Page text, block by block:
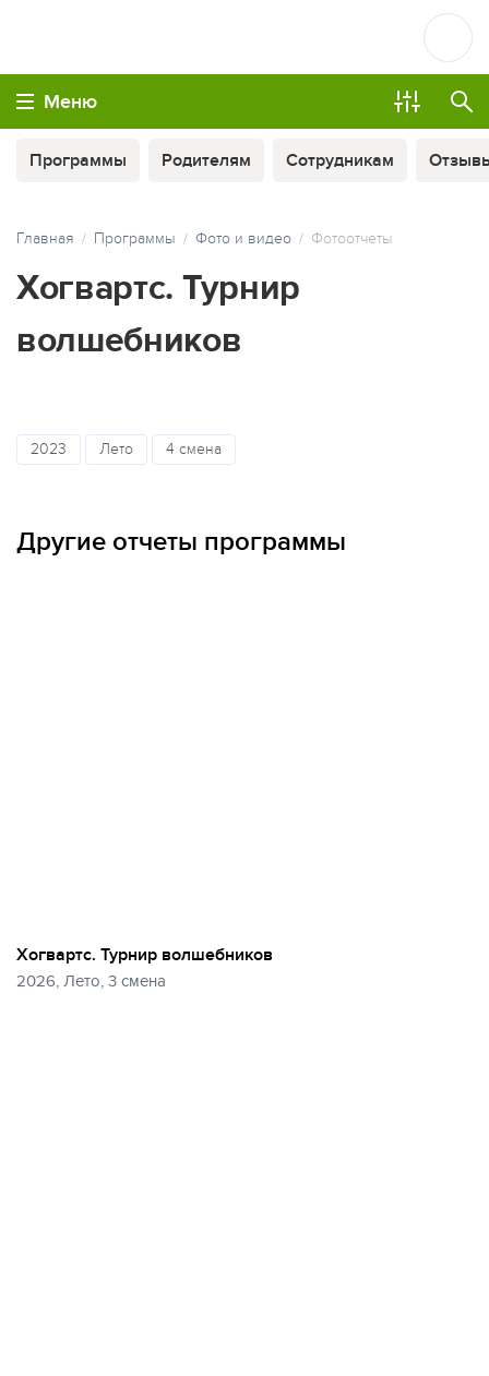
Меню
Программы Родителям Сотрудникам
Главная Программы Фото и видео Фотоотчеты
Хогвартс. Турнир
волшебников
2023 Лето 4 смена
Другие отчеты программы
Хогвартс. Турнир волшебников
2026, Лето, 3 смена